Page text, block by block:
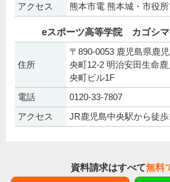
アクセス
熊本市電 熊本城・市役
eスポーツ高等学院 カゴシマ
住所
〒890-0053 鹿児島県鹿
央町12-2 明治安田生命鹿
央町ビル1F
電話
0120-33-7807
アクセス
JR鹿児島中央駅から徒歩
資料請求はすべて無料